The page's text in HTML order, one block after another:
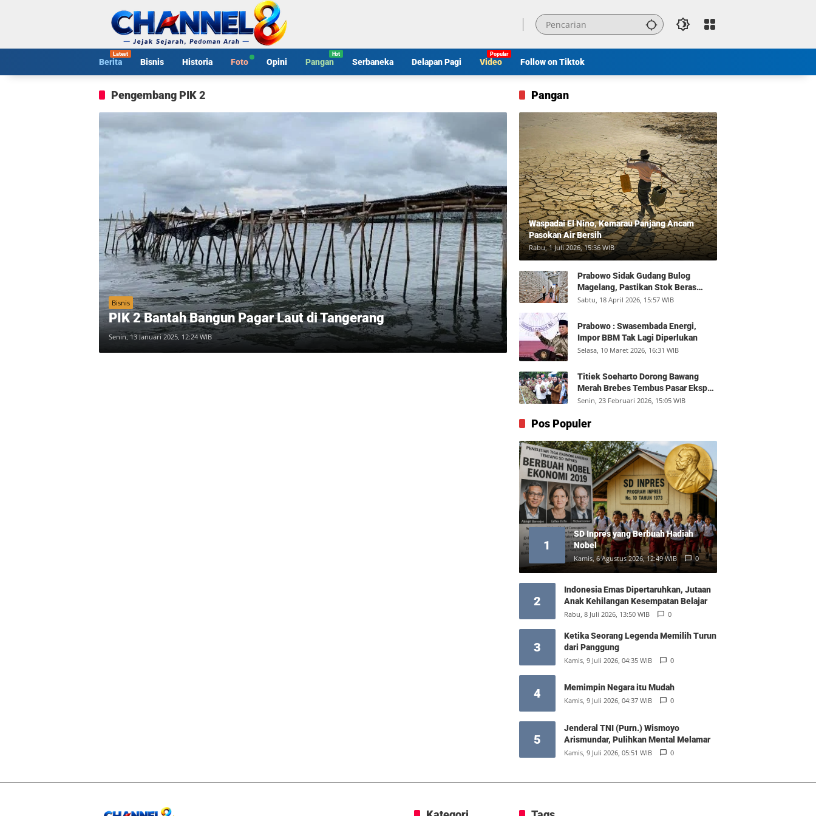
Berita Bisnis Historia Foto Opini Pangan Serbaneka Delapan Pagi Video Follow on Tiktok
Pengembang PIK 2
Bisnis
PIK 2 Bantah Bangun Pagar Laut di Tangerang
Senin, 13 Januari 2025, 12:24 WIB
Pangan
Waspadai El Nino, Kemarau Panjang Ancam
Pasokan Air Bersih
Rabu, 1 Juli 2026, 15:36 WIB
Prabowo Sidak Gudang Bulog
Magelang, Pastikan Stok Beras
Aman dan Distribusi Lancar
Sabtu, 18 April 2026, 15:57 WIB
Prabowo : Swasembada Energi,
Impor BBM Tak Lagi Diperlukan
Selasa, 10 Maret 2026, 16:31 WIB
Titiek Soeharto Dorong Bawang
Merah Brebes Tembus Pasar Ekspor,
Petani Bisa Untung Rp350 Juta per
Senin, 23 Februari 2026, 15:05 WIB
Pos Populer
1
SD Inpres yang Berbuah Hadiah
Nobel
Kamis, 6 Agustus 2026, 12:49 WIB 0
2
Indonesia Emas Dipertaruhkan, Jutaan
Anak Kehilangan Kesempatan Belajar
Rabu, 8 Juli 2026, 13:50 WIB 0
3
Ketika Seorang Legenda Memilih Turun
dari Panggung
Kamis, 9 Juli 2026, 04:35 WIB 0
4 Memimpin Negara itu Mudah
Kamis, 9 Juli 2026, 04:37 WIB 0
5
Jenderal TNI (Purn.) Wismoyo
Arismundar, Pulihkan Mental Melamar
Kamis, 9 Juli 2026, 05:51 WIB 0